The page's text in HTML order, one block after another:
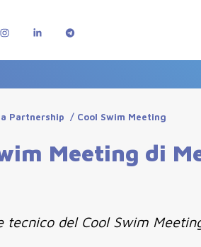
Partnership / Cool Swim Meeting
Meeting di
del Cool Swim